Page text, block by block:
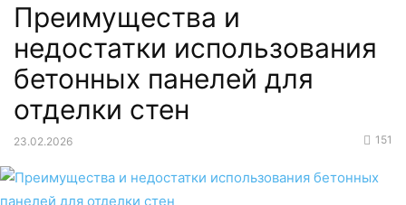
Преимущества и
недостатки использования
бетонных панелей для
отделки стен
23.02.2026 151